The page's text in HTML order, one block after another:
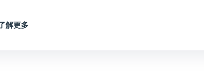
解更多